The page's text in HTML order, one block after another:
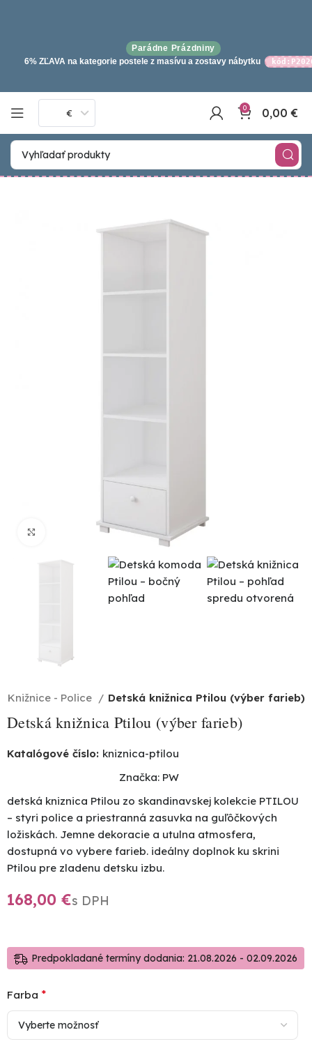
Parádne Prázdniny
6% ZĽAVA na kategorie postele z masívu a zostavy nábytku
€ 0 0,00€
Click to enlarge
Knižnice - Police Detská knižnica Ptilou (výber farieb)
Detská knižnica Ptilou (výber farieb)
Katalógové číslo: kniznica-ptilou
Značka: PW
detská kniznica Ptilou zo skandinavskej kolekcie PTILOU
– styri police a priestranná zasuvka na guľôčkových
ložiskách. Jemne dekoracie a utulna atmosfera,
dostupná vo vybere farieb. ideálny doplnok ku skrini
Ptilou pre zladenu detsku izbu.
€
Predpokladané termíny dodania: 21.08.2026 - 02.09.2026
Farba *